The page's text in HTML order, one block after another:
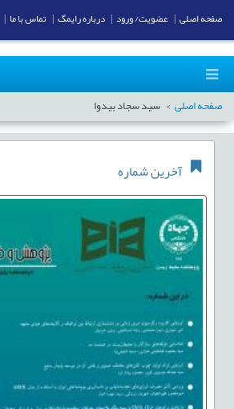
صفحه اصلی سید سجاد بیدوا
آخرین شماره
صفحه اصلی عضویت/ ورود درباره رایمگ تماس با ما